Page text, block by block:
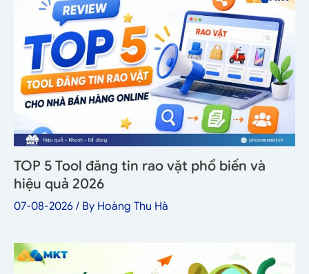
TOP 5 Tool đăng tin rao vặt phổ biến và
hiệu quả 2026
07-08-2026 / By Hoàng Thu Hà